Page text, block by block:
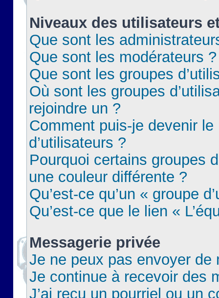
Niveaux des utilisateurs
Que sont les
Que sont les modérateurs ?
Que sont les groupes
Où sont les groupes
rejoindre un ?
Comment puis-je devenir le
d’utilisateurs ?
Pourquoi certains groupes
une couleur différente ?
Qu’est-ce qu’un « groupe
Qu’est-ce que le lien «
Messagerie privée
Je ne peux pas envoyer de
Je continue à recevoir des
J’ai reçu un pourriel ou un